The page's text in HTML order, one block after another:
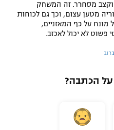
וקצב מסחרר. זה המשחק
מטען עצום, וכך גם לכוחות
מונח על כף המאזניים,
פשוט לא יכול לאכזב.
הכתבה?